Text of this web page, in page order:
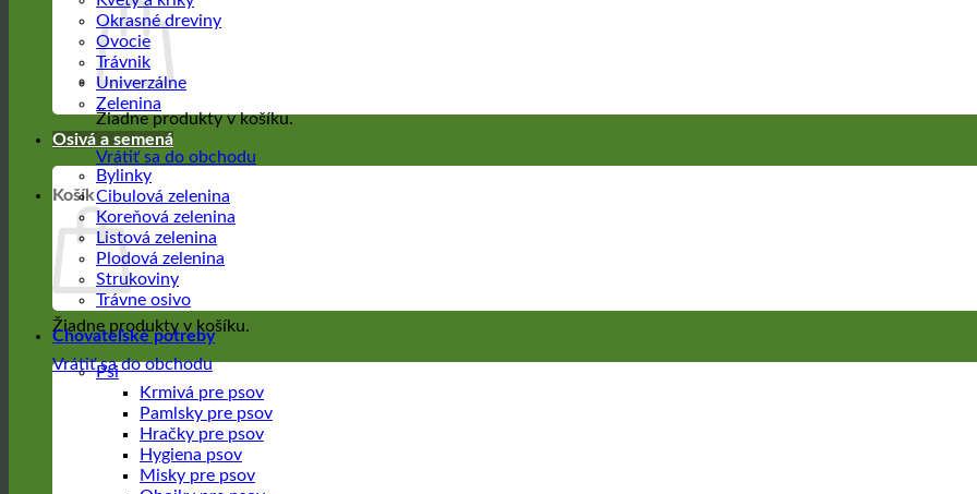
Žiadne produkty v košíku.
Vrátiť sa do obchodu
Košík
Žiadne produkty v košíku.
Vrátiť sa do obchodu
Okrasné dreviny
Ovocie
Trávnik
Univerzálne
Zelenina
Osivá a semená
Bylinky
Cibulová zelenina
Koreňová zelenina
Listová zelenina
Plodová zelenina
Strukoviny
Trávne osivo
Chovateľské potreby
Psi
Krmivá pre psov
Pamlsky pre psov
Hračky pre psov
Hygiena psov
Misky pre psov